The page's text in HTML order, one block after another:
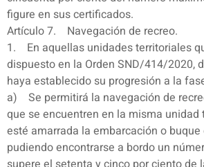
figure en sus certificados.
Artículo 7. Navegación de recreo.
1. En aquellas unidades territoriales
dispuesto en la Orden SND/414/2020,
haya establecido su progresión a la
a) Se permitirá la navegación de
que se encuentren en la misma unidad
esté amarrada la embarcación o buque
pudiendo encontrarse a bordo un